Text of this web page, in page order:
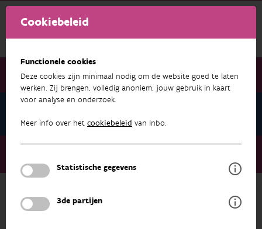
Cookiebeleid
Functionele cookies
Deze cookies zijn minimaal nodig om de website goed te laten
werken. Zij brengen, volledig anoniem, jouw gebruik in kaart
voor analyse en onderzoek.
Meer info over het cookiebeleid van Inbo.
Statistische gegevens
3de partijen
Nieuwsbrief december 2022
Lillo - Potpolder 10 jaar natuurgebied
NIEUWSBRIEF DECEMBER 2022